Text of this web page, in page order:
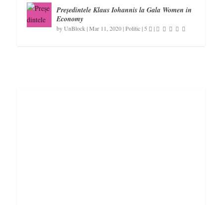
Președintele Klaus Iohannis la Gala Women in
Economy
byUnBlock |Mar 11, 2020|Politic| 5 |